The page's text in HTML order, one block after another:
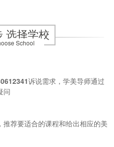
选择学校
School
诉说需求，学美导师通过
问
推荐要适合的课程和给出相应的美